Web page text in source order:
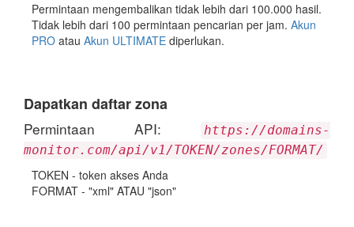
Permintaan mengembalikan tidak lebih dari 100.000 hasil.
Tidak lebih dari 100 permintaan pencarian per jam. Akun
PRO atau Akun ULTIMATE diperlukan.
Dapatkan daftar zona
Permintaan API:
https://domains-
monitor.com/api/v1/TOKEN/zones/FORMAT/
TOKEN - token akses Anda
FORMAT - "xml" ATAU "json"